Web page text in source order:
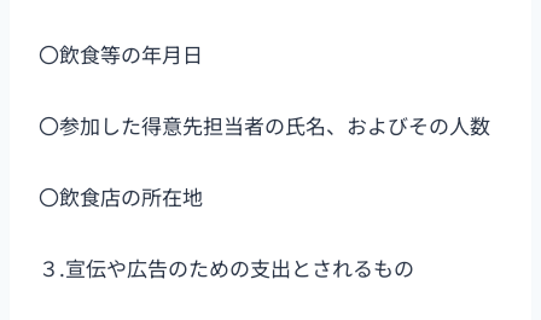
〇飲食等の年月日
〇参加した得意先担当者の氏名、およびその人数
〇飲食店の所在地
３.宣伝や広告のための支出とされるもの